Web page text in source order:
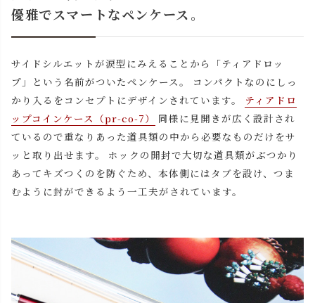
優雅でスマートなペンケース。
サイドシルエットが涙型にみえることから「ティアドロッ
プ」という名前がついたペンケース。 コンパクトなのにしっ
かり入るをコンセプトにデザインされています。 ティアドロ
ップコインケース（pr-co-7）
同様に見開きが広く設計され
ているので重なりあった道具類の中から必要なものだけをサ
ッと取り出せます。 ホックの開封で大切な道具類がぶつかり
あってキズつくのを防ぐため、本体側にはタブを設け、つま
むように封ができるよう一工夫がされています。